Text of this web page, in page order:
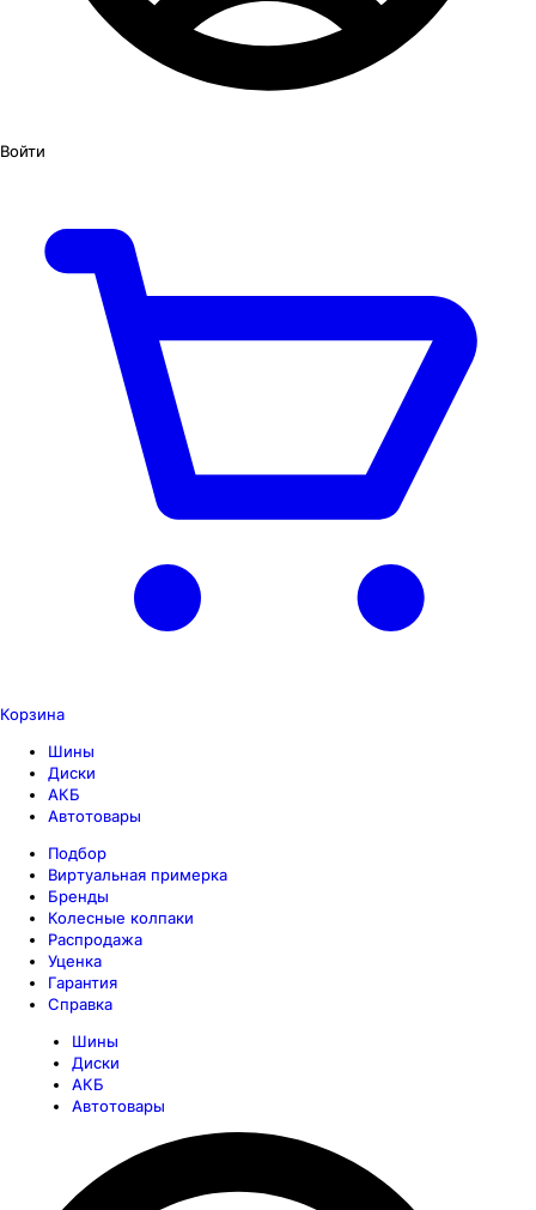
Войти
Корзина
Шины
Диски
АКБ
Автотовары
Подбор
Виртуальная примерка
Бренды
Колесные колпаки
Распродажа
Уценка
Гарантия
Справка
Шины
Диски
АКБ
Автотовары